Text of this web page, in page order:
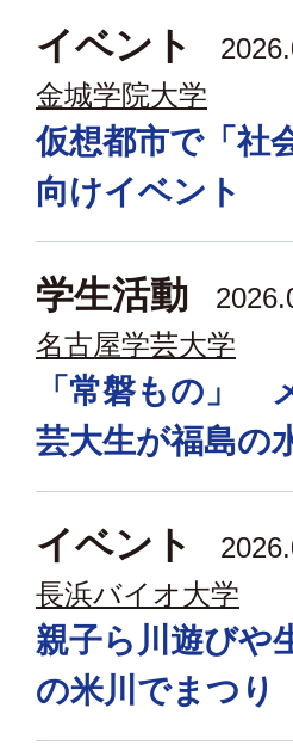
イベント
金城学院大学
仮想都市で「社
向けイベント
学生活動
名古屋学芸大学
「常磐もの」
芸大生が福島の
イベント
長浜バイオ大学
親子ら川遊び
の米川でまつ